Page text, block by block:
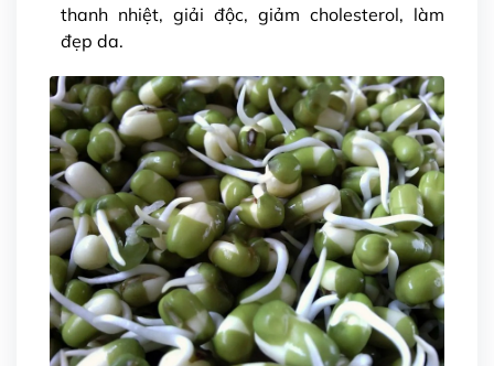
thanh nhiệt, giải độc, giảm cholesterol, làm
đẹp da.